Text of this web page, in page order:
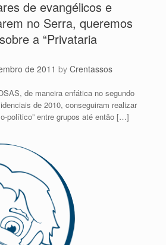
de evangélicos e
no Serra, queremos
a “Privataria
de 2011 by Crentassos
de maneira enfática no segundo
de 2010, conseguiram realizar
político” entre grupos até então […]